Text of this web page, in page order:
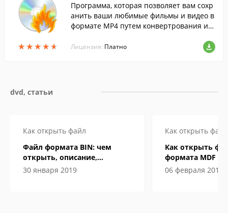
★★★★★
★★★★★
Программа, которая позволяет вам сохр
анить ваши любимые фильмы и видео в
формате MP4 путем конвертрования и з
Лицензия: Платно
dvd, статьи
Как открыть файл
Файл формата BIN: чем
открыть, описание,
особенности
30 января 2019
Как открыть файл
Как открыть
формата MDF и
Windows
06 февраля 2019